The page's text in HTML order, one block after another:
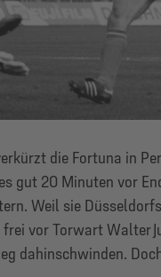
die Fortuna in
gut 20 Minuten vor
Weil sie
vor Torwart Walter
dahinschwinden.